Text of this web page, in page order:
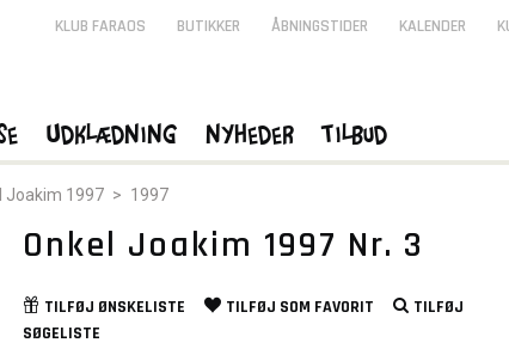
Joakim 1997 > 1997
Onkel Joakim 1997 Nr. 3
TILFØJ ØNSKELISTE TILFØJ SOM FAVORIT
TILFØJ
SØGELISTE
KLUB FARAOS BUTIKKER ÅBNINGSTIDER KALENDER
Udklædning Nyheder Tilbud